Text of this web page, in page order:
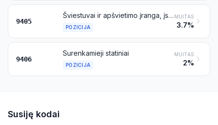
9405
Šviestuvai ir apšvietimo įranga, įskaitant atvirose vietose ir patalpose naudojamus prožektorius, bei jų dalys, nenurodyti kitoje vietoje; šviečiantieji ženklai, šviečiančiosios iškabos ir panašūs dirbiniai su stacionariai įtvirtintu šviesos šaltiniu bei jų dalys, nenurodyti kitoje vietoje
POZICIJA
MUITAS
3.7%
9406
Surenkamieji statiniai
POZICIJA
MUITAS
2%
Susiję kodai